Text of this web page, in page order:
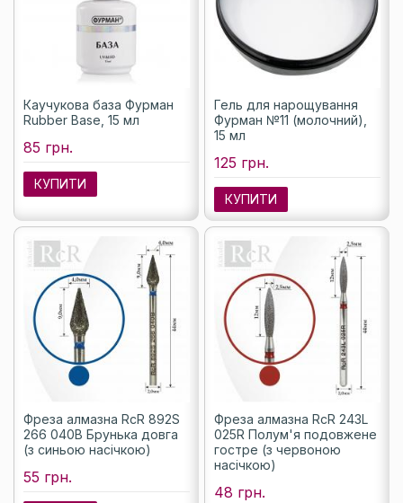
Каучукова база Фурман
Rubber Base, 15 мл
85 грн.
КУПИТИ
Гель для нарощування
Фурман №11 (молочний),
15 мл
125 грн.
КУПИТИ
Фреза алмазна RcR 892S
266 040B Брунька довга
(з синьою насічкою)
55 грн.
Фреза алмазна RcR 243L
025R Полум'я подовжене
гостре (з червоною
насічкою)
48 грн.